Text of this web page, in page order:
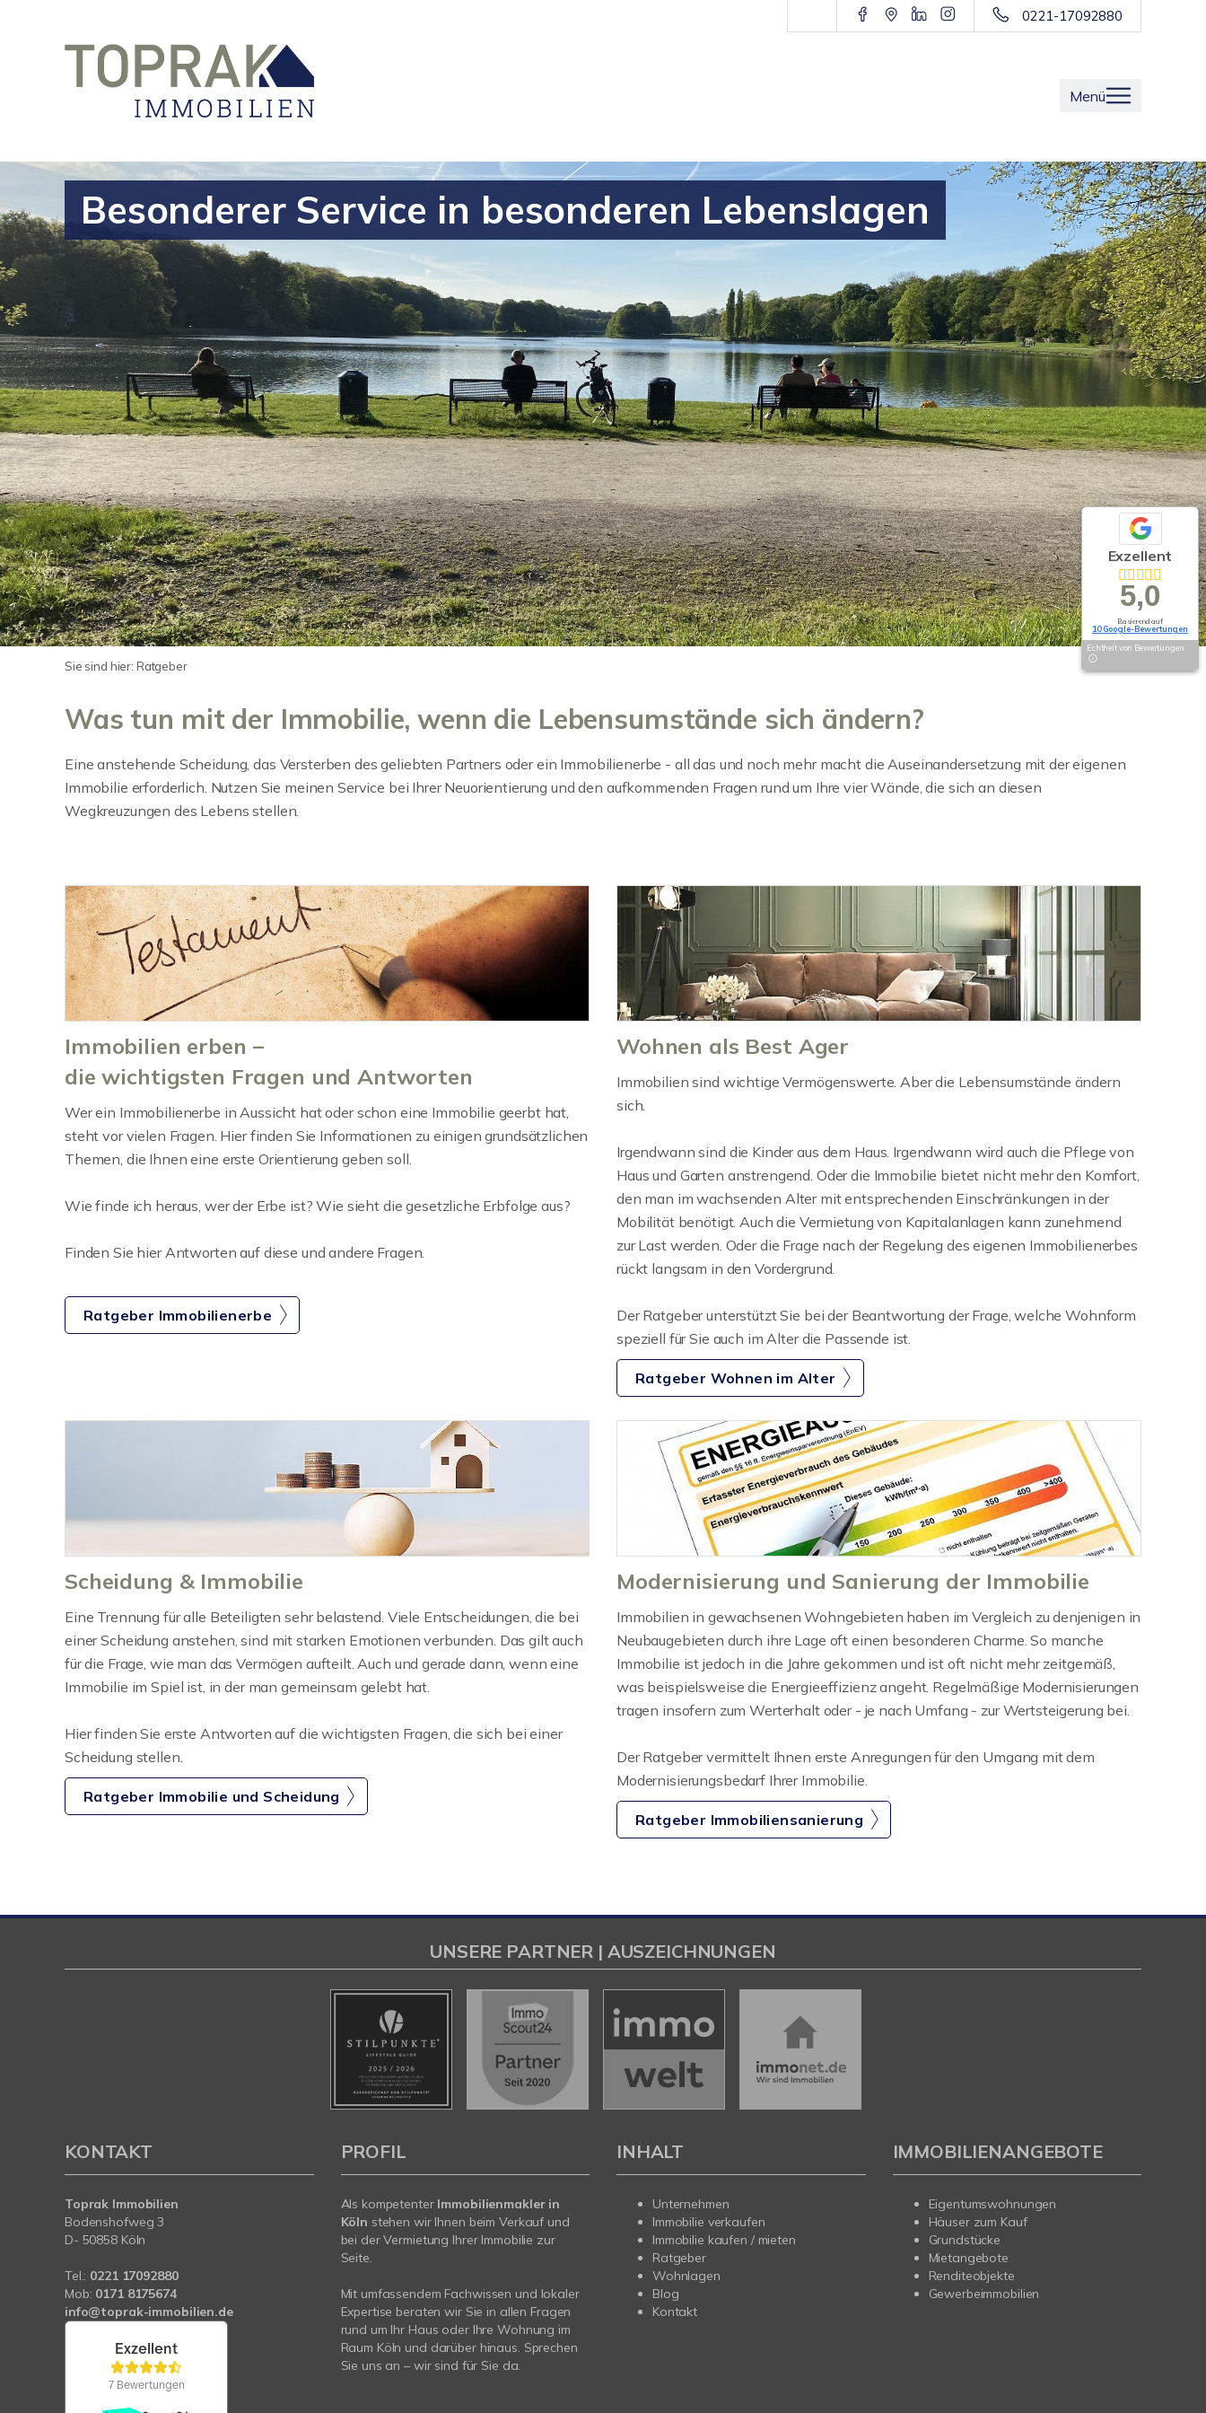
0221-17092880
Menü
Besonderer Service in besonderen Lebenslagen
Sie sind hier: Ratgeber
Was tun mit der Immobilie, wenn die Lebensumstände sich ändern?
Eine anstehende Scheidung, das Versterben des geliebten Partners oder ein Immobilienerbe - all das und noch mehr macht die Auseinandersetzung mit der eigenen
Immobilie erforderlich. Nutzen Sie meinen Service bei Ihrer Neuorientierung und den aufkommenden Fragen rund um Ihre vier Wände, die sich an diesen
Wegkreuzungen des Lebens stellen.
Immobilien erben –
die wichtigsten Fragen und Antworten
Wer ein Immobilienerbe in Aussicht hat oder schon eine Immobilie geerbt hat,
steht vor vielen Fragen. Hier finden Sie Informationen zu einigen grundsätzlichen
Themen, die Ihnen eine erste Orientierung geben soll.
Wie finde ich heraus, wer der Erbe ist? Wie sieht die gesetzliche Erbfolge aus?
Finden Sie hier Antworten auf diese und andere Fragen.
Ratgeber Immobilienerbe
Wohnen als Best Ager
Immobilien sind wichtige Vermögenswerte. Aber die Lebensumstände ändern
sich.
Irgendwann sind die Kinder aus dem Haus. Irgendwann wird auch die Pflege von
Haus und Garten anstrengend. Oder die Immobilie bietet nicht mehr den Komfort,
den man im wachsenden Alter mit entsprechenden Einschränkungen in der
Mobilität benötigt. Auch die Vermietung von Kapitalanlagen kann zunehmend
zur Last werden. Oder die Frage nach der Regelung des eigenen Immobilienerbes
rückt langsam in den Vordergrund.
Der Ratgeber unterstützt Sie bei der Beantwortung der Frage, welche Wohnform
speziell für Sie auch im Alter die Passende ist.
Ratgeber Wohnen im Alter
Scheidung & Immobilie
Eine Trennung für alle Beteiligten sehr belastend. Viele Entscheidungen, die bei
einer Scheidung anstehen, sind mit starken Emotionen verbunden. Das gilt auch
für die Frage, wie man das Vermögen aufteilt. Auch und gerade dann, wenn eine
Immobilie im Spiel ist, in der man gemeinsam gelebt hat.
Hier finden Sie erste Antworten auf die wichtigsten Fragen, die sich bei einer
Scheidung stellen.
Ratgeber Immobilie und Scheidung
Modernisierung und Sanierung der Immobilie
Immobilien in gewachsenen Wohngebieten haben im Vergleich zu denjenigen in
Neubaugebieten durch ihre Lage oft einen besonderen Charme. So manche
Immobilie ist jedoch in die Jahre gekommen und ist oft nicht mehr zeitgemäß,
was beispielsweise die Energieeffizienz angeht. Regelmäßige Modernisierungen
tragen insofern zum Werterhalt oder - je nach Umfang - zur Wertsteigerung bei.
Der Ratgeber vermittelt Ihnen erste Anregungen für den Umgang mit dem
Modernisierungsbedarf Ihrer Immobilie.
Ratgeber Immobiliensanierung
Exzellent
5,0
Basierend auf
10 Google-Bewertungen
Echtheit von Bewertungen
UNSERE PARTNER | AUSZEICHNUNGEN
KONTAKT
Toprak Immobilien
Bodenshofweg 3
D- 50858 Köln
Tel.: 0221 17092880
Mob: 0171 8175674
info@toprak-immobilien.de
PROFIL
Als kompetenter Immobilienmakler in
Köln stehen wir Ihnen beim Verkauf und
bei der Vermietung Ihrer Immobilie zur
Seite.
Mit umfassendem Fachwissen und lokaler
Expertise beraten wir Sie in allen Fragen
rund um Ihr Haus oder Ihre Wohnung im
Raum Köln und darüber hinaus. Sprechen
Sie uns an – wir sind für Sie da.
INHALT
Unternehmen
Immobilie verkaufen
Immobilie kaufen / mieten
Ratgeber
Wohnlagen
Blog
Kontakt
IMMOBILIENANGEBOTE
Eigentumswohnungen
Häuser zum Kauf
Grundstücke
Mietangebote
Renditeobjekte
Gewerbeimmobilien